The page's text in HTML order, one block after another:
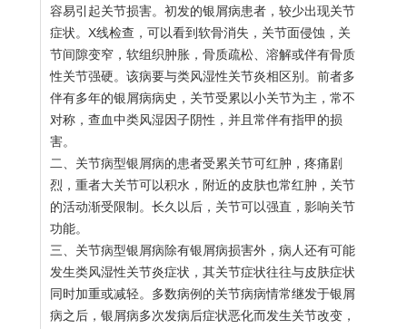
容易引起关节损害。初发的银屑病患者，较少出现关节
症状。X线检查，可以看到软骨消失，关节面侵蚀，关
节间隙变窄，软组织肿胀，骨质疏松、溶解或伴有骨质
性关节强硬。该病要与类风湿性关节炎相区别。前者多
伴有多年的银屑病病史，关节受累以小关节为主，常不
对称，查血中类风湿因子阴性，并且常伴有指甲的损
害。
二、关节病型银屑病的患者受累关节可红肿，疼痛剧
烈，重者大关节可以积水，附近的皮肤也常红肿，关节
的活动渐受限制。长久以后，关节可以强直，影响关节
功能。
三、关节病型银屑病除有银屑病损害外，病人还有可能
发生类风湿性关节炎症状，其关节症状往往与皮肤症状
同时加重或减轻。多数病例的关节病病情常继发于银屑
病之后，银屑病多次发病后症状恶化而发生关节改变，